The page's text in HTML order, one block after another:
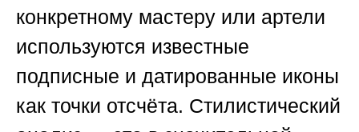
конкретному мастеру или артели
используются известные
подписные и датированные иконы
как точки отсчёта. Стилистический